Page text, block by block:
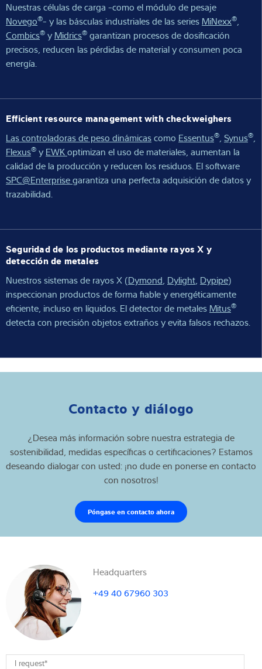
Nuestras células de carga -como el módulo de pesaje
Novego®- y las básculas industriales de las seriesMiNexx®,
Combics® yMidrics® garantizan procesos de dosificación
precisos, reducen las pérdidas de material y consumen poca
energía.
Efficient resource management with checkweighers
Las controladoras de peso dinámicascomo Essentus®, Synus®,
Flexus® y EWKoptimizan el uso de materiales, aumentan la
calidad de la producción y reducen los residuos. El software
SPC@Enterprisegarantiza una perfecta adquisición de datos y
trazabilidad.
Seguridad de los productos mediante rayos X y
detección de metales
Nuestros sistemas de rayos X (Dymond, Dylight, Dypipe)
inspeccionan productos de forma fiable y energéticamente
eficiente, incluso en líquidos. El detector de metalesMitus®
detecta con precisión objetos extraños y evita falsos rechazos.
Contacto y diálogo
¿Desea más información sobre nuestra estrategia de
sostenibilidad, medidas específicas o certificaciones? Estamos
deseando dialogar con usted: ¡no dude en ponerse en contacto
con nosotros!
Póngase en contacto ahora
Headquarters
+49 40 67960 303
I request*